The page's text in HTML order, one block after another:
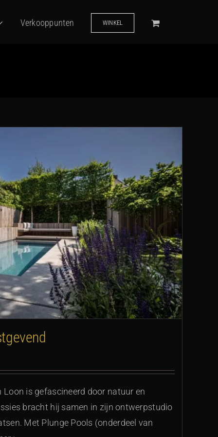
Verkooppunten WINKEL
is gefascineerd door natuur en
bracht hij samen in zijn ontwerpstudio
Met Plunge Pools (onderdeel van